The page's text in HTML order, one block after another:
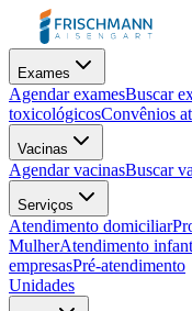
Exames
Agendar examesBuscar
toxicológicosConvênios
Vacinas
Agendar vacinasBuscar
Serviços
Atendimento domiciliar
MulherAtendimento
empresasPré-atendimento
Unidades